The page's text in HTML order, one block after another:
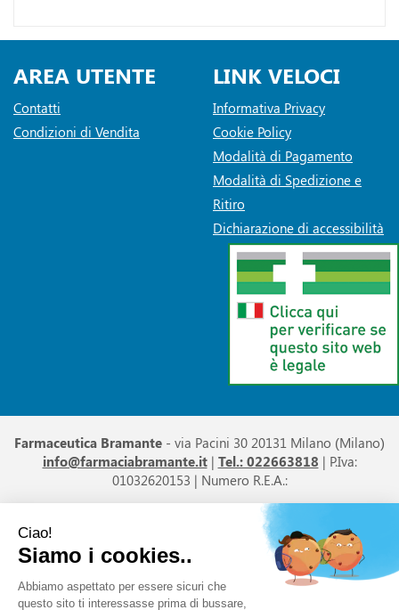
AREA UTENTE
Contatti
Condizioni di Vendita
LINK VELOCI
Informativa Privacy
Cookie Policy
Modalità di Pagamento
Modalità di Spedizione e
Ritiro
Dichiarazione di accessibilità
Farmaceutica Bramante - via Pacini 30 20131 Milano (Milano)
info@farmaciabramante.it| Tel.: 022663818 | P.Iva:
01032620153 | Numero R.E.A.:
Web Design